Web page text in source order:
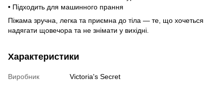
• Підходить для машинного прання
Піжама зручна, легка та приємна до тіла — те, що хочеться
надягати щовечора та не знімати у вихідні.
Характеристики
Виробник
Victoria's Secret